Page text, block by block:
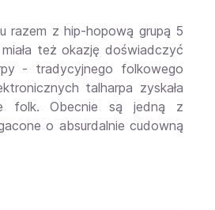
razem z hip-hopową grupą 5
też okazję doświadczyć
- tradycyjnego folkowego
talharpa zyskała
folk. Obecnie są jedną z
o absurdalnie cudowną